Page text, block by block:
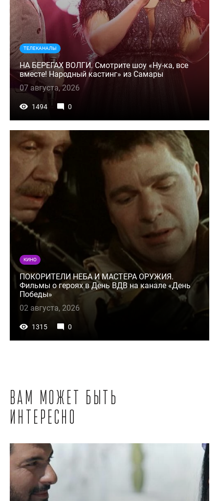
ТЕЛЕКАНАЛЫ
НА БЕРЕГАХ ВОЛГИ. Смотрите шоу «Ну-ка, все
вместе! Народный кастинг» из Самары
07 августа, 2026
1494 0
КИНО
ПОКОРИТЕЛИ НЕБА И МАСТЕРА ОРУЖИЯ.
Фильмы о героях в День ВДВ на канале «День
Победы»
02 августа, 2026
1315 0
Вам может быть
интересно